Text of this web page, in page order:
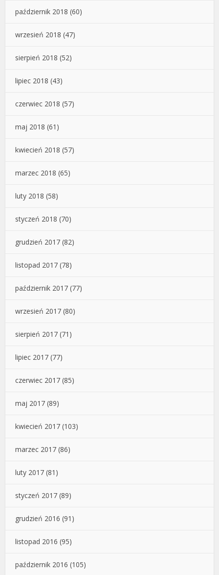
październik 2018 (60)
wrzesień 2018 (47)
sierpień 2018 (52)
lipiec 2018 (43)
czerwiec 2018 (57)
maj 2018 (61)
kwiecień 2018 (57)
marzec 2018 (65)
luty 2018 (58)
styczeń 2018 (70)
grudzień 2017 (82)
listopad 2017 (78)
październik 2017 (77)
wrzesień 2017 (80)
sierpień 2017 (71)
lipiec 2017 (77)
czerwiec 2017 (85)
maj 2017 (89)
kwiecień 2017 (103)
marzec 2017 (86)
luty 2017 (81)
styczeń 2017 (89)
grudzień 2016 (91)
listopad 2016 (95)
październik 2016 (105)